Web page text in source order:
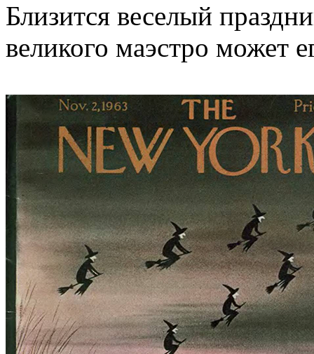
Близится веселый
великого маэстро может